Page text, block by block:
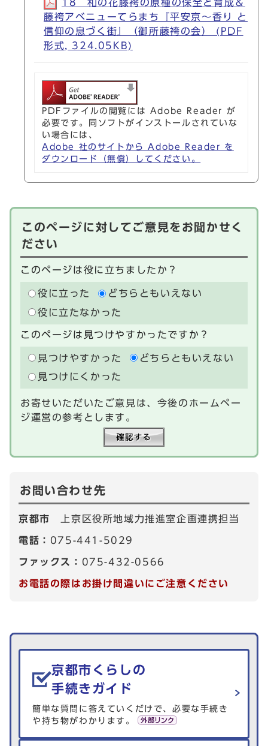
18 和の花藤袴の原種の保全と育成＆
藤袴アベニューてらまち『平安京～香り と
信仰の息づく街』（御所藤袴の会） (PDF
形式, 324.05KB)
PDFファイルの閲覧には Adobe Reader が
必要です。同ソフトがインストールされていな
い場合には、
Adobe 社のサイトから Adobe Reader を
ダウンロード（無償）してください。
このページに対してご意見をお聞かせく
ださい
このページは役に立ちましたか？
役に立った
どちらともいえない
役に立たなかった
このページは見つけやすかったですか？
見つけやすかった
どちらともいえない
見つけにくかった
お寄せいただいたご意見は、今後のホームペー
ジ運営の参考とします。
お問い合わせ先
京都市 上京区役所地域力推進室企画連携担当
電話： 075-441-5029
ファックス： 075-432-0566
お電話の際はお掛け間違いにご注意ください
生活情報を探す
京都市くらしの
手続きガイド
簡単な質問に答えていくだけで、必要な手続き
や持ち物がわかります。